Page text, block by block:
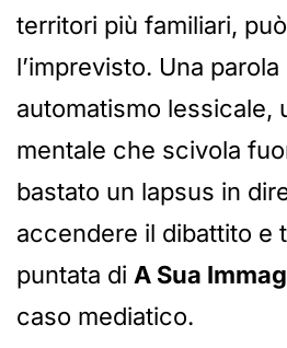
territori più familiari,
l’imprevisto. Una
automatismo lessicale,
mentale che scivola
bastato un lapsus in
accendere il dibattito e
puntata di A Sua
caso mediatico.